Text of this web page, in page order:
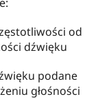
od
dźwięku
podane
głośności